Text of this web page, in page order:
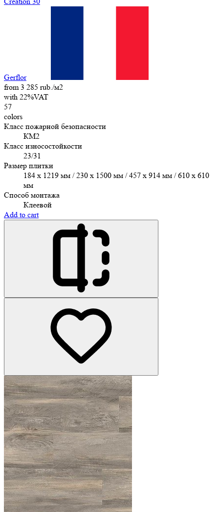
Gerflor
from 3 285 rub./м2
with 22%VAT
57
colors
Класс пожарной безопасности
КМ2
Класс износостойкости
23/31
Размер плитки
184 x 1219 мм / 230 x 1500 мм / 457 х 914 мм / 610 x 610
мм
Способ монтажа
Клеевой
Add to cart